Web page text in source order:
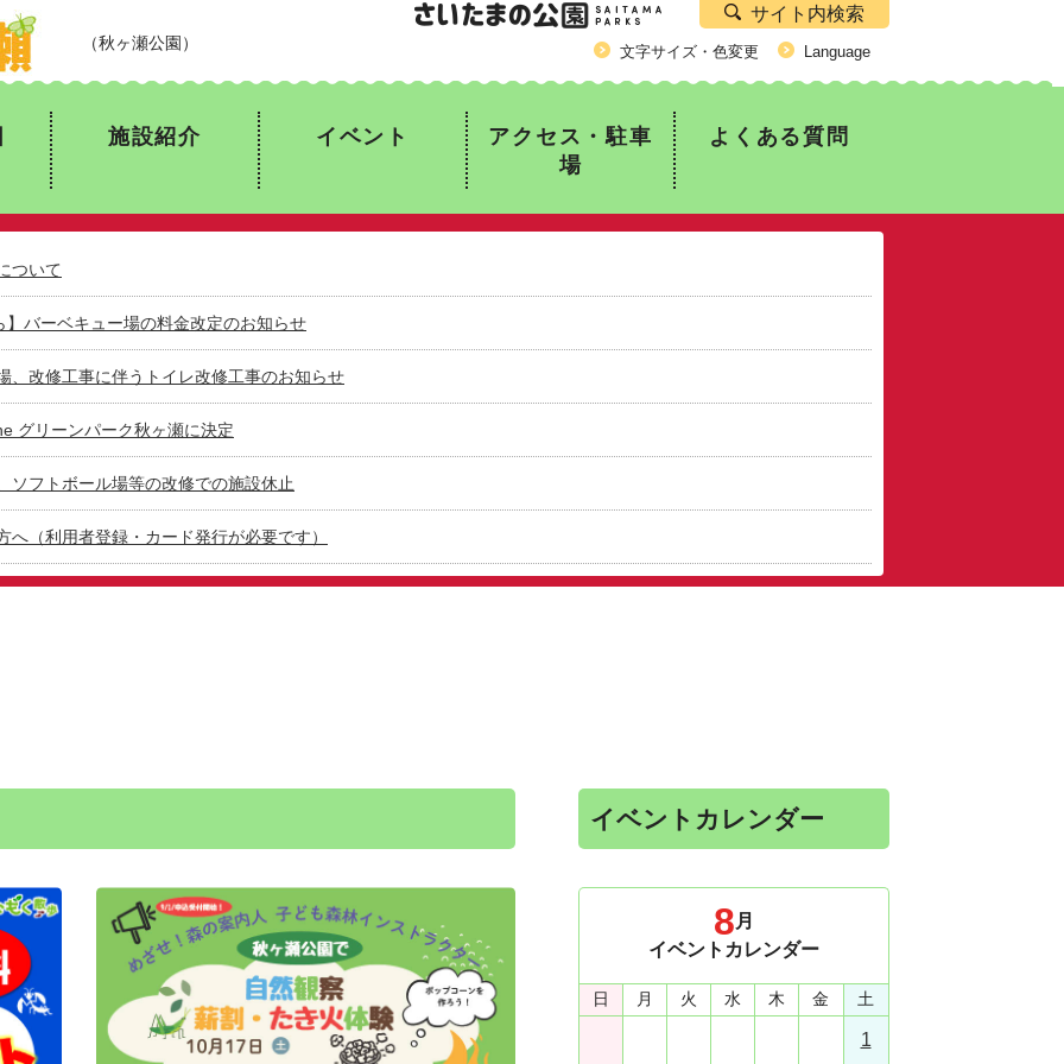
（秋ヶ瀬公園） サイト内検索
文字サイズ・色変更 Language
施設紹介 イベント
アクセス・駐車
場
よくある質問
ついて
バーベキュー場の料金改定のお知らせ
、改修工事に伴うトイレ改修工事のお知らせ
グリーンパーク秋ヶ瀬に決定
ソフトボール場等の改修での施設休止
へ（利用者登録・カード発行が必要です）
イベントカレンダー
8 月
イベントカレンダー
日 月 火 水 木 金 土
1